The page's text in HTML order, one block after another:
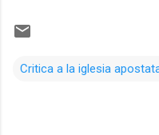
Critica a la iglesia